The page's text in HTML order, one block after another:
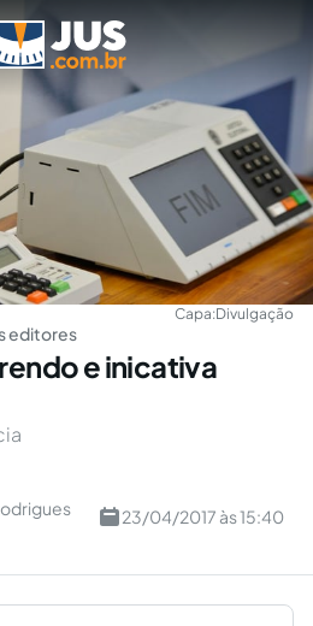
Capa:Divulgação
editores
e inicativa
23/04/2017 às 15:40